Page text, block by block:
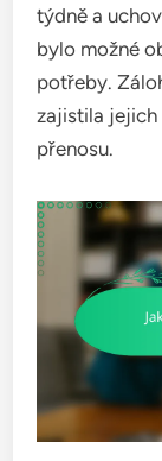
týdně a
bylo možné
potřeby.
zajistila jejich
přenosu.